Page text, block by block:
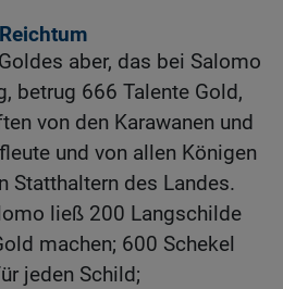
aber, das bei Salomo
betrug 666 Talente Gold,
von den Karawanen und
und von allen Königen
Statthaltern des Landes.
ließ 200 Langschilde
machen; 600 Schekel
jeden Schild;